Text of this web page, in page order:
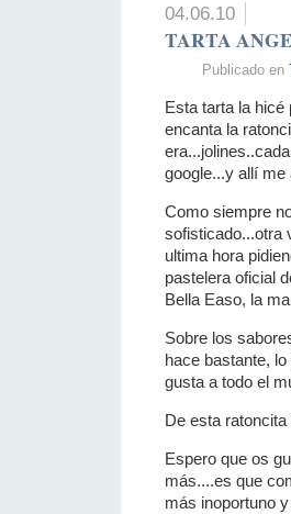
04.06.10
TARTA
Publicado en
Esta tarta la hicé
encanta la
google...y allí me
Como siempre
sofisticado...otra
ultima hora
pastelera oficial
Bella Easo, la
Sobre los
hace bastante,
gusta a todo el
De esta
Espero que os
más....es que
más inoportuno